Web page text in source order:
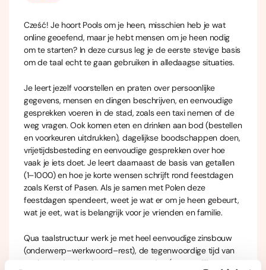
Cześć! Je hoort Pools om je heen, misschien heb je wat
online geoefend, maar je hebt mensen om je heen nodig
om te starten? In deze cursus leg je de eerste stevige basis
om de taal echt te gaan gebruiken in alledaagse situaties.
Je leert jezelf voorstellen en praten over persoonlijke
gegevens, mensen en dingen beschrijven, en eenvoudige
gesprekken voeren in de stad, zoals een taxi nemen of de
weg vragen. Ook komen eten en drinken aan bod (bestellen
en voorkeuren uitdrukken), dagelijkse boodschappen doen,
vrijetijdsbesteding en eenvoudige gesprekken over hoe
vaak je iets doet. Je leert daarnaast de basis van getallen
(1–1000) en hoe je korte wensen schrijft rond feestdagen
zoals Kerst of Pasen. Als je samen met Polen deze
feestdagen spendeert, weet je wat er om je heen gebeurt,
wat je eet, wat is belangrijk voor je vrienden en familie.
Qua taalstructuur werk je met heel eenvoudige zinsbouw
(onderwerp–werkwoord–rest), de tegenwoordige tijd van
werkwoorden, basisvoornaamwoorden (persoonlijk,